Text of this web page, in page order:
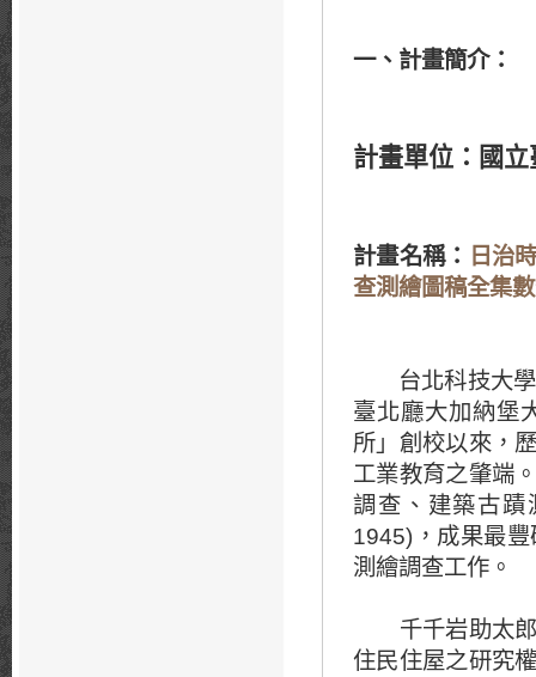
一、計畫簡介：
計畫單位：國
計畫名稱： 日治
查測繪圖稿全集
台北科技大學
臺北廳大加納堡
所」創校以來，
工業教育之肇端
調查、建築古蹟
1945)，成果最
測繪調查工作。
千千岩助太郎
住民住屋之研究